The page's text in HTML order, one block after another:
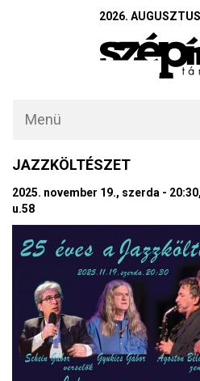
2026.
Menü
JAZZKÖLTÉSZET
2025. november 19., szerda -
u.58